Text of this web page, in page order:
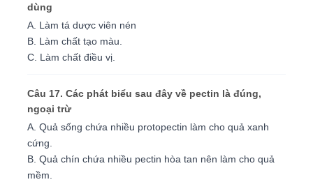
dùng
A. Làm tá dược viên nén
B. Làm chất tạo màu.
C. Làm chất điều vị.
Câu 17. Các phát biểu sau đây về pectin là đúng,
ngoại trừ
A. Quả sống chứa nhiều protopectin làm cho quả xanh
cứng.
B. Quả chín chứa nhiều pectin hòa tan nên làm cho quả
mềm.